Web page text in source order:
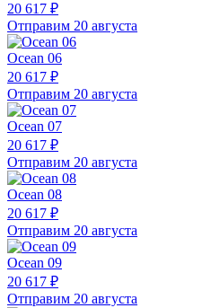
20 617 ₽
Отправим 20 августа
Ocean 06
20 617 ₽
Отправим 20 августа
Ocean 07
20 617 ₽
Отправим 20 августа
Ocean 08
20 617 ₽
Отправим 20 августа
Ocean 09
20 617 ₽
Отправим 20 августа